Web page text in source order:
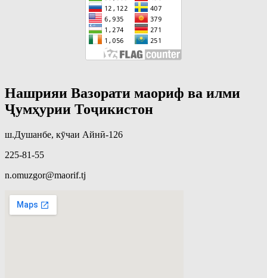
Нашрияи Вазорати маориф ва илми
Ҷумҳурии Тоҷикистон
ш.Душанбе, кӯчаи Айнӣ-126
225-81-55
n.omuzgor@maorif.tj